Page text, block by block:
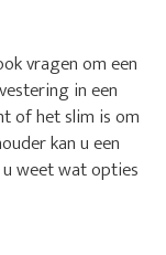
vragen om een
in een
of het slim is om
kan u een
weet wat opties